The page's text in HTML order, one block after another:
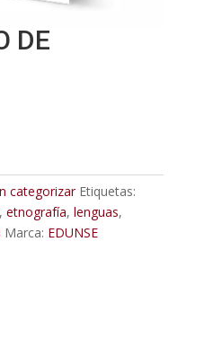
DE
categorizar Etiquetas:
, etnografía, lenguas,
Marca: EDUNSE